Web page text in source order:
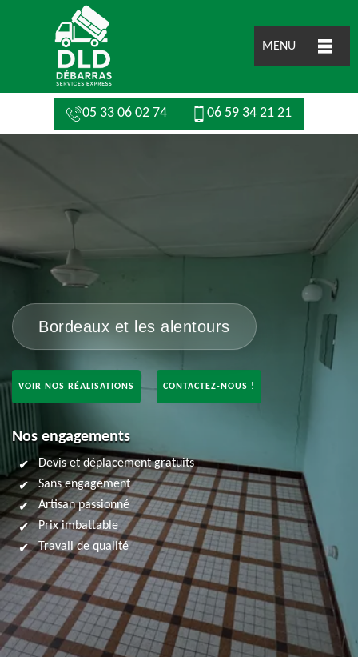
MENU
05 33 06 02 74 06 59 34 21 21
Bordeaux et les alentours
VOIR NOS RÉALISATIONS CONTACTEZ-NOUS !
Nos engagements
Devis et déplacement gratuits
Sans engagement
Artisan passionné
Prix imbattable
Travail de qualité